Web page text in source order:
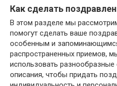
Как сделать
В этом разделе мы
помогут сделать ваше
особенным и
распространенных приемов,
использовать
описания, чтобы придать